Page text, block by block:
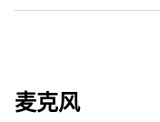
麦克风